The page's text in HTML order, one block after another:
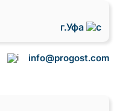
г.Уфа
info@progost.com